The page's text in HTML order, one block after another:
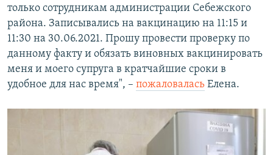
только сотрудникам администрации Себежского
района. Записывались на вакцинацию на 11:15 и
11:30 на 30.06.2021. Прошу провести проверку по
данному факту и обязать виновных вакцинировать
меня и моего супруга в кратчайшие сроки в
удобное для нас время", – пожаловалась Елена.